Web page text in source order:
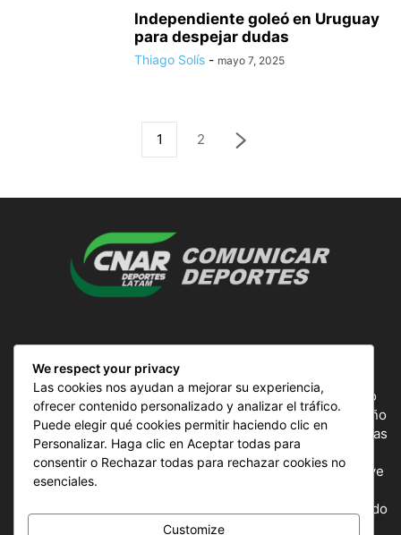
Independiente goleó en Uruguay
para despejar dudas
Thiago Solís - mayo 7, 2025
1 2
ComunicAr Deportes es un proyecto de noticias creado
por el director y Productor argentino Ale Gordillo en el año
2018, perteneciente a CnAr Latam y MS Interactiva noticias
deportivas de todo el continente latinoamericano y el
mundo, todos los deportes en un solo sitio, donde se vive
la pasión por esta actividad, nuestros periodistas
capacitados para mostrar la información precisa del mundo
deportivo.
We respect your privacy
Las cookies nos ayudan a mejorar su experiencia,
ofrecer contenido personalizado y analizar el tráfico.
Puede elegir qué cookies permitir haciendo clic en
Personalizar. Haga clic en Aceptar todas para
consentir o Rechazar todas para rechazar cookies no
esenciales.
Customize